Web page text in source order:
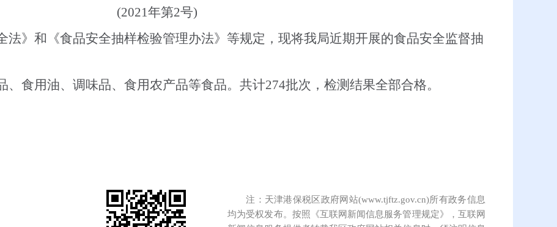
(2021年第2号)
法》和《食品安全抽样检验管理办法》等规定，现将我局近期开展的食品安全监督抽
、食用油、调味品、食用农产品等食品。共计274批次，检测结果全部合格。
注：天津港保税区政府网站(www.tjftz.gov.cn)所有政务信息
均为受权发布。按照《互联网新闻信息服务管理规定》，互联网